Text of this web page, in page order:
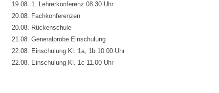
19.08. 1. Lehrerkonferenz 08.30 Uhr
20.08. Fachkonferenzen
20.08. Rückenschule
21.08. Generalprobe Einschulung
22.08. Einschulung Kl. 1a, 1b 10.00 Uhr
22.08. Einschulung Kl. 1c 11.00 Uhr